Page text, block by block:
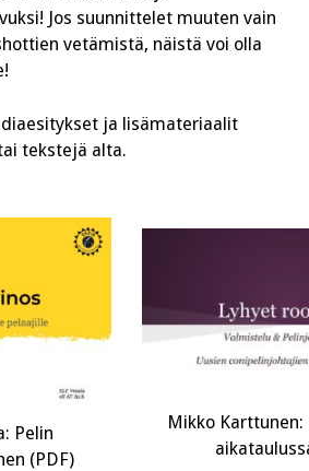
Jos suunnittelet muuten vain
vetämistä, näistä voi olla
ja lisämateriaalit
tekstejä alta.
Pelin
(PDF)
Mikko Karttunen: